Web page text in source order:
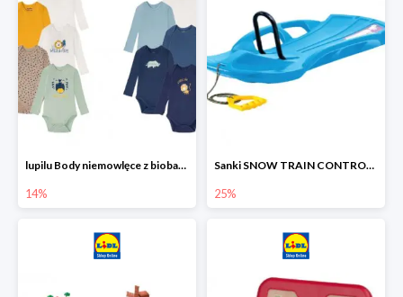
lupilu Body niemowlęce z biobawełny
14%
Sanki SNOW TRAIN CONTROL -25%
25%